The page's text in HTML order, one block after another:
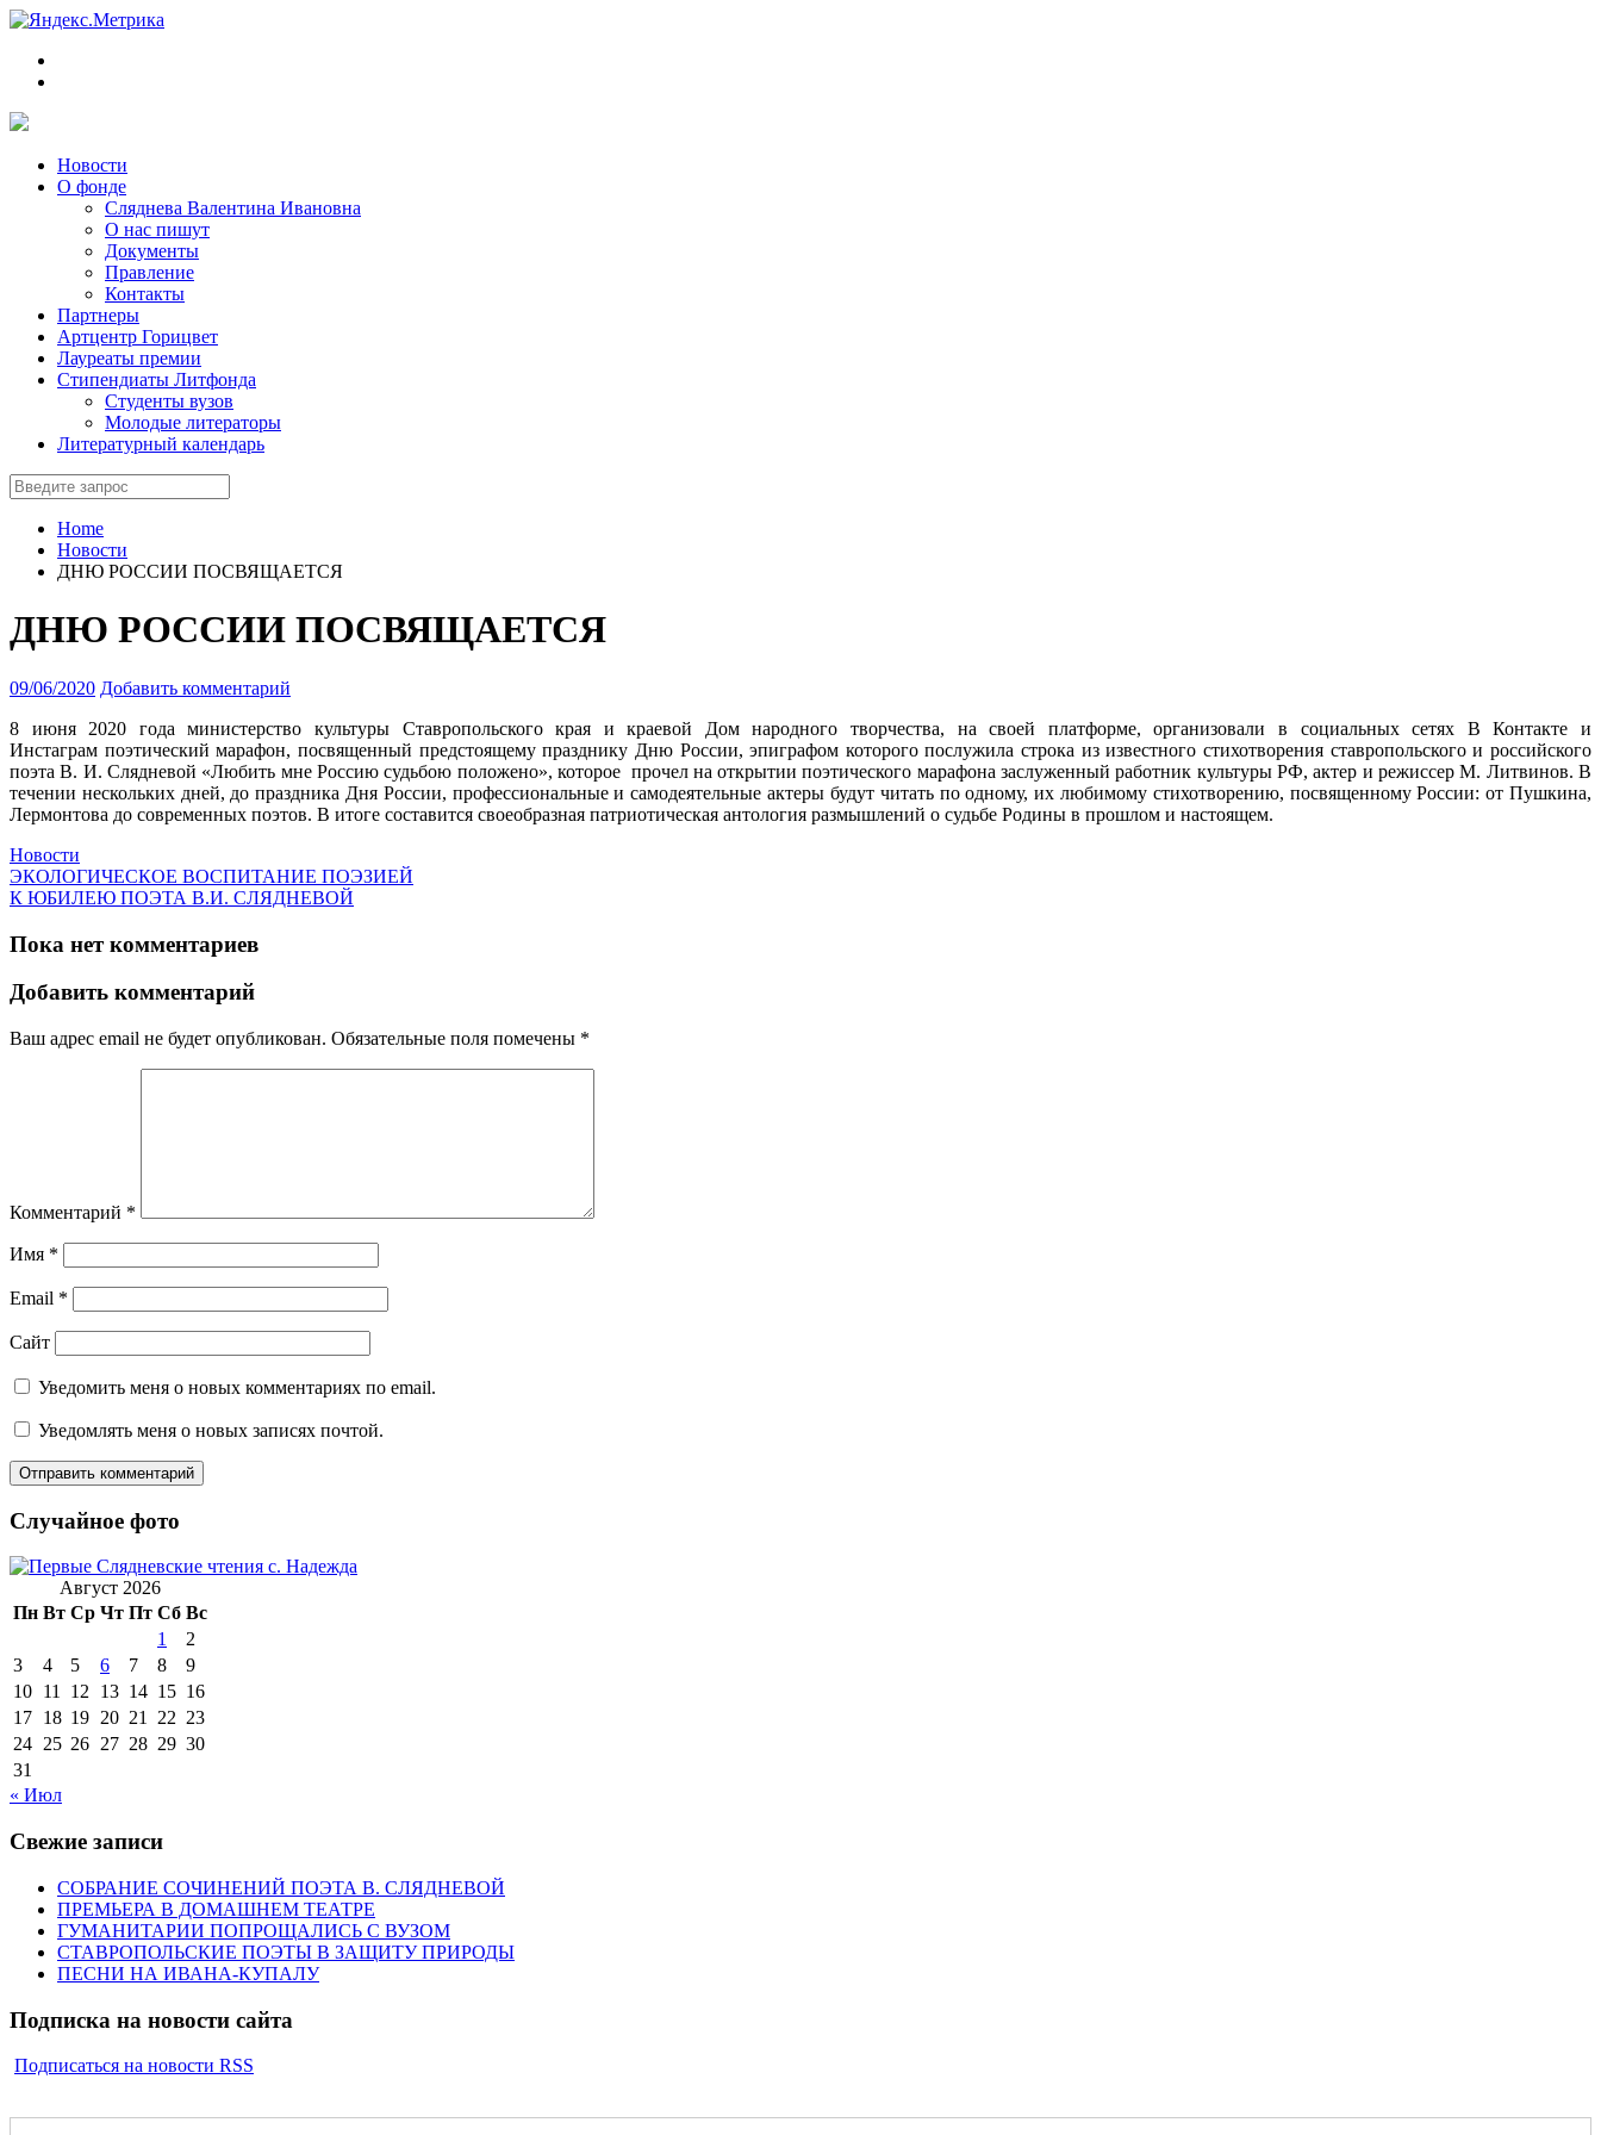
Новости
О фонде
Сляднева Валентина Ивановна
О нас пишут
Документы
Правление
Контакты
Партнеры
Артцентр Горицвет
Лауреаты премии
Стипендиаты Литфонда
Студенты вузов
Молодые литераторы
Литературный календарь
Home
Новости
ДНЮ РОССИИ ПОСВЯЩАЕТСЯ
ДНЮ РОССИИ ПОСВЯЩАЕТСЯ
09/06/2020 Добавить комментарий
8 июня 2020 года министерство культуры Ставропольского края и краевой Дом народного творчества, на своей платформе, организовали в социальных сетях В Контакте и
Инстаграм поэтический марафон, посвященный предстоящему празднику Дню России, эпиграфом которого послужила строка из известного стихотворения ставропольского и российского
поэта В. И. Слядневой «Любить мне Россию судьбою положено», которое прочел на открытии поэтического марафона заслуженный работник культуры РФ, актер и режиссер М. Литвинов. В
течении нескольких дней, до праздника Дня России, профессиональные и самодеятельные актеры будут читать по одному, их любимому стихотворению, посвященному России: от Пушкина,
Лермонтова до современных поэтов. В итоге составится своеобразная патриотическая антология размышлений о судьбе Родины в прошлом и настоящем.
Новости
ЭКОЛОГИЧЕСКОЕ ВОСПИТАНИЕ ПОЭЗИЕЙ
К ЮБИЛЕЮ ПОЭТА В.И. СЛЯДНЕВОЙ
Пока нет комментариев
Добавить комментарий
Ваш адрес email не будет опубликован. Обязательные поля помечены *
Комментарий *
Имя *
Email *
Сайт
Уведомить меня о новых комментариях по email.
Уведомлять меня о новых записях почтой.
Случайное фото
Август 2026
Пн Вт Ср Чт Пт Сб Вс
1
2
3
4 5 6 7 8
9
10 11 12 13 14 15 16
17 18 19 20 21 22 23
24 25 26 27 28 29 30
31
« Июл
Свежие записи
СОБРАНИЕ СОЧИНЕНИЙ ПОЭТА В. СЛЯДНЕВОЙ
ПРЕМЬЕРА В ДОМАШНЕМ ТЕАТРЕ
ГУМАНИТАРИИ ПОПРОЩАЛИСЬ С ВУЗОМ
СТАВРОПОЛЬСКИЕ ПОЭТЫ В ЗАЩИТУ ПРИРОДЫ
ПЕСНИ НА ИВАНА-КУПАЛУ
Подписка на новости сайта
Подписаться на новости RSS